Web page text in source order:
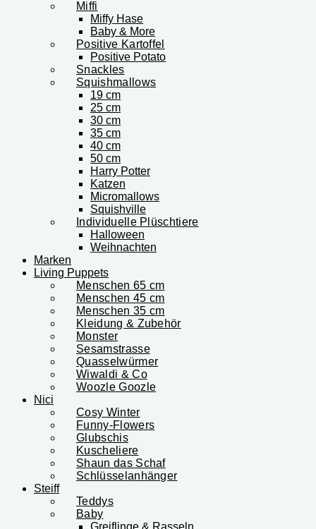
Miffi
Miffy Hase
Baby & More
Positive Kartoffel
Positive Potato
Snackles
Squishmallows
19 cm
25 cm
30 cm
35 cm
40 cm
50 cm
Harry Potter
Katzen
Micromallows
Squishville
Individuelle Plüschtiere
Halloween
Weihnachten
Marken
Living Puppets
Menschen 65 cm
Menschen 45 cm
Menschen 35 cm
Kleidung & Zubehör
Monster
Sesamstrasse
Quasselwürmer
Wiwaldi & Co
Woozle Goozle
Nici
Cosy Winter
Funny-Flowers
Glubschis
Kuscheliere
Shaun das Schaf
Schlüsselanhänger
Steiff
Teddys
Baby